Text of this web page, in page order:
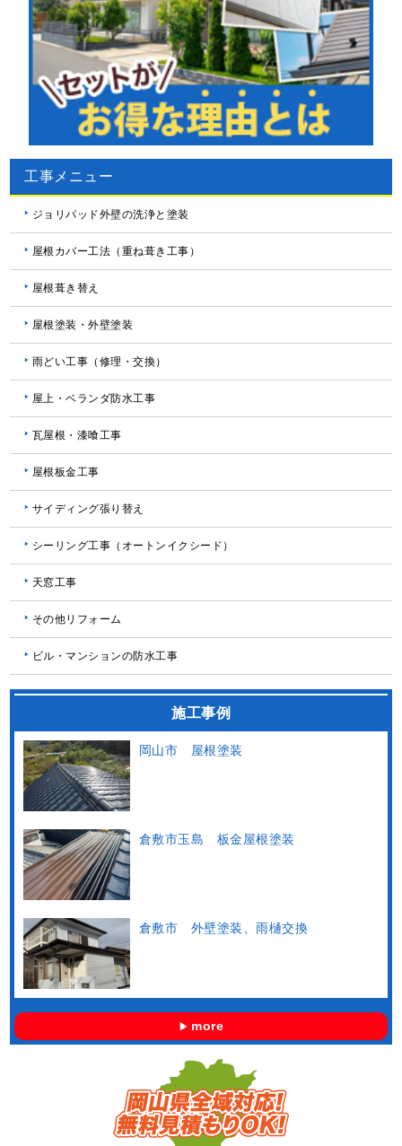
工事メニュー
ジョリパッド外壁の洗浄と塗装
屋根カバー工法（重ね葺き工事）
屋根葺き替え
屋根塗装・外壁塗装
雨どい工事（修理・交換）
屋上・ベランダ防水工事
瓦屋根・漆喰工事
屋根板金工事
サイディング張り替え
シーリング工事（オートンイクシード）
天窓工事
その他リフォーム
ビル・マンションの防水工事
施工事例
岡山市 屋根塗装
倉敷市玉島 板金屋根塗装
倉敷市 外壁塗装、雨樋交換
more